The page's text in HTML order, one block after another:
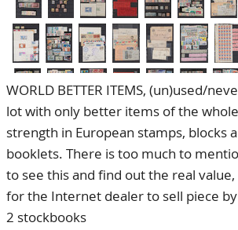
WORLD BETTER ITEMS, (un)used/
lot with only better items of the
strength in European stamps, blocks
booklets. There is too much to
to see this and find out the real
for the Internet dealer to sell piece
2 stockbooks